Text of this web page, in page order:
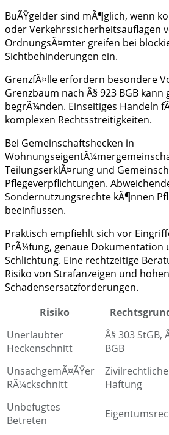
BuÃŸgelder sind mÃ¶glich, wenn
oder Verkehrssicherheitsauflagen
OrdnungsÃ¤mter greifen bei
Sichtbehinderungen ein.
GrenzfÃ¤lle erfordern besondere
Grenzbaum nach Â§ 923 BGB
begrÃ¼nden. Einseitiges Handeln
komplexen Rechtsstreitigkeiten.
Bei Gemeinschaftshecken in
TeilungserklÃ¤rung und
Pflegeverpflichtungen.
Sondernutzungsrechte kÃ¶nnen
beeinflussen.
Praktisch empfiehlt sich vor
PrÃ¼fung, genaue Dokumentation
Schlichtung. Eine rechtzeitige
Risiko von Strafanzeigen und hohen
Schadensersatzforderungen.
Risiko
Unerlaubter
Heckenschnitt
Â§ 303 StGB,
BGB
UnsachgemÃ¤ÃŸer
RÃ¼ckschnitt
Zivilrechtliche
Haftung
Unbefugtes
Betreten